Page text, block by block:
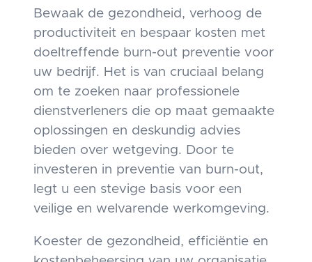
Bewaak de gezondheid, verhoog de
productiviteit en bespaar kosten met
doeltreffende burn-out preventie voor
uw bedrijf. Het is van cruciaal belang
om te zoeken naar professionele
dienstverleners die op maat gemaakte
oplossingen en deskundig advies
bieden over wetgeving. Door te
investeren in preventie van burn-out,
legt u een stevige basis voor een
veilige en welvarende werkomgeving.
Koester de gezondheid, efficiëntie en